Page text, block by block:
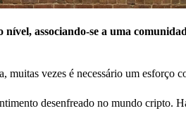
associando-se a uma
muitas vezes é necessário um esforço
desenfreado no mundo cripto.